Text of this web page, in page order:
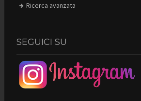
Ricerca avanzata
SEGUICI SU